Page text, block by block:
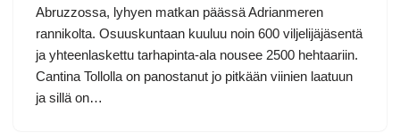
Abruzzossa, lyhyen matkan päässä Adrianmeren
rannikolta. Osuuskuntaan kuuluu noin 600 viljelijäjäsentä
ja yhteenlaskettu tarhapinta-ala nousee 2500 hehtaariin.
Cantina Tollolla on panostanut jo pitkään viinien laatuun
ja sillä on…